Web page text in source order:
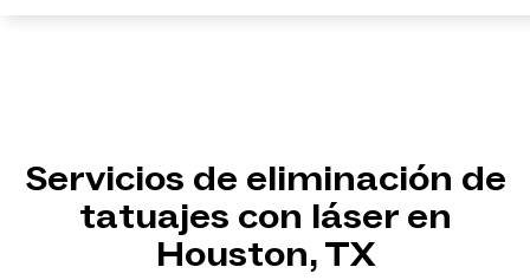
Servicios de eliminación de
tatuajes con láser en
Houston, TX